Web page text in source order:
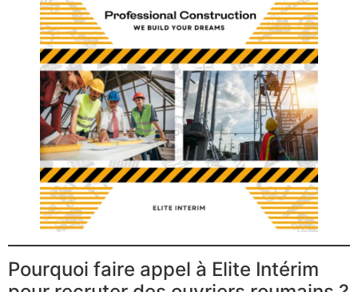
Pourquoi faire appel à Elite Intérim